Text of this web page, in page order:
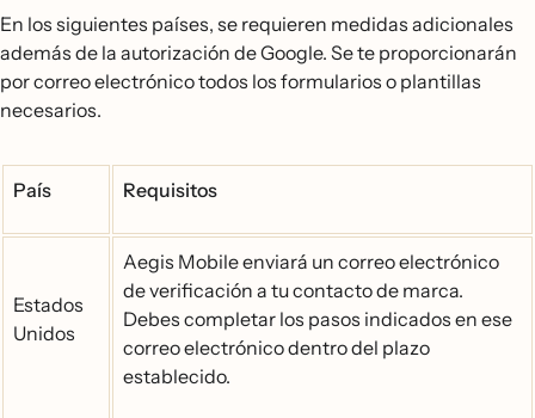
En los siguientes países, se requieren medidas adicionales
además de la autorización de Google. Se te proporcionarán
por correo electrónico todos los formularios o plantillas
necesarios.
País Requisitos
Estados
Unidos
Aegis Mobile enviará un correo electrónico
de verificación a tu contacto de marca.
Debes completar los pasos indicados en ese
correo electrónico dentro del plazo
establecido.